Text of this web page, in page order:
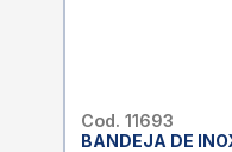
Cod. 11693
BANDEJA DE